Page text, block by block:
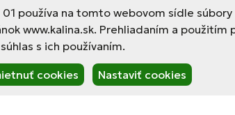
používa na tomto webovom sídle
www.kalina.sk. Prehliadaním a
s ich používaním.
cookies Nastaviť cookies